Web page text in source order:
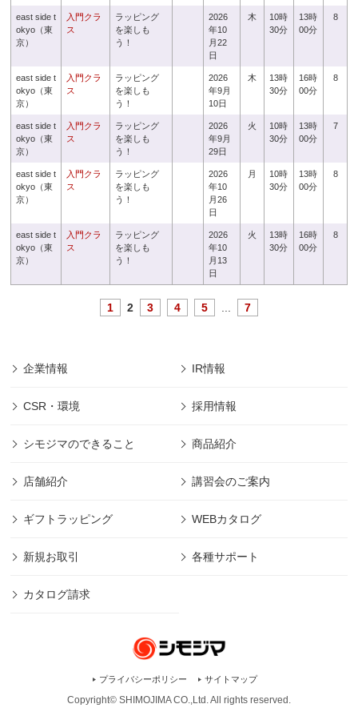
east side t
okyo（東
京）
入門クラ
ス
ラッピング
を楽しも
う！
2026
年10
月22
日
木
10時
30分
13時
00分
8
east side t
okyo（東
京）
入門クラ
ス
ラッピング
を楽しも
う！
2026
年9月
10日
木
13時
30分
16時
00分
8
east side t
okyo（東
京）
入門クラ
ス
ラッピング
を楽しも
う！
2026
年9月
29日
火
10時
30分
13時
00分
7
east side t
okyo（東
京）
入門クラ
ス
ラッピング
を楽しも
う！
2026
年10
月26
日
月
10時
30分
13時
00分
8
east side t
okyo（東
京）
入門クラ
ス
ラッピング
を楽しも
う！
2026
年10
月13
日
火
13時
30分
16時
00分
8
1 2 3 4 5 7
企業情報 IR情報
CSR・環境 採用情報
シモジマのできること 商品紹介
店舗紹介 講習会のご案内
ギフトラッピング WEBカタログ
新規お取引 各種サポート
カタログ請求
プライバシーポリシー サイトマップ
Copyright© SHIMOJIMA CO.,Ltd. All rights reserved.